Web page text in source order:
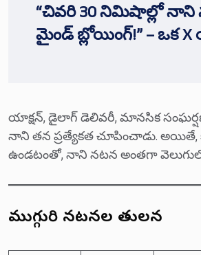
“చివరి 30 నిమిషాల్లో
మైండ్ బ్లోయింగ్!” – ఒక
యాక్షన్, డైలాగ్ డెలివరీ, మానసిక
నాని తన ప్రత్యేకత చూపించాడు.
ఉండటంతో, నాని నటన అంతగా
ముగ్గురి నటనల తులన